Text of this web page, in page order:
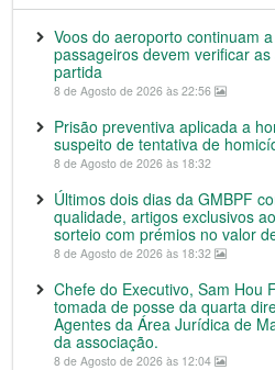
Voos do aeroporto continuam
passageiros devem verificar
partida
8 de Agosto de 2026 às 22:56
Prisão preventiva aplicada a
suspeito de tentativa de
8 de Agosto de 2026 às 18:32
Últimos dois dias da GMBPF
qualidade, artigos exclusivos
sorteio com prémios no valor
8 de Agosto de 2026 às 18:32
Chefe do Executivo, Sam Hou
tomada de posse da quarta
Agentes da Área Jurídica de
da associação.
8 de Agosto de 2026 às 12:04